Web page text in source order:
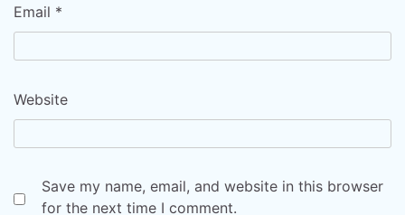
Email *
Website
Save my name, email, and website in this browser
for the next time I comment.